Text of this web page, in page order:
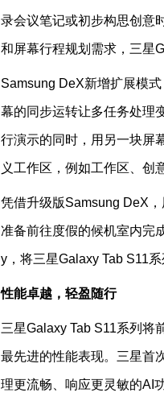
录会议笔记或初步构思创意
和屏幕行程规划需求，三星
Samsung DeX新增扩展模
幕的同步运转让多任务处理
行演示的同时，用另一块屏
义工作区，例如工作区、创
凭借升级版Samsung DeX
准备前往度假的候机室内完
y，将三星Galaxy Tab S11
性能卓越，轻盈随行
三星Galaxy Tab S11系列将
最先进的性能表现。三星首
理更流畅、响应更灵敏的AI